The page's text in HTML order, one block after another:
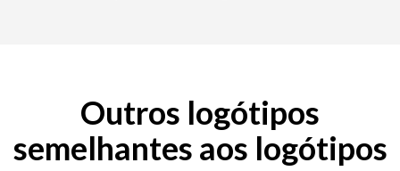
Outros logótipos
semelhantes aos logótipos